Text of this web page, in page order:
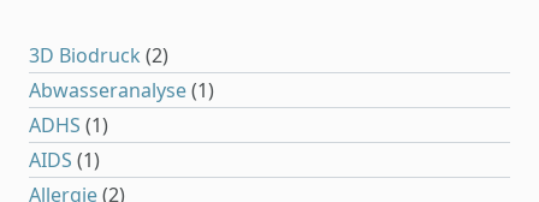
3D Biodruck (2)
Abwasseranalyse(1)
ADHS (1)
AIDS (1)
Allergie(2)